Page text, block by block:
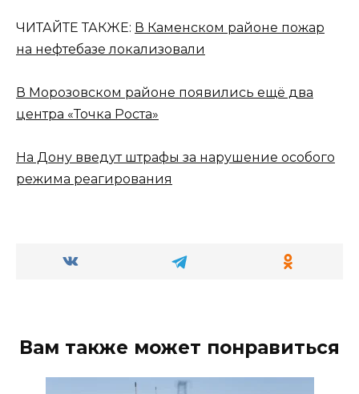
ЧИТАЙТЕ ТАКЖЕ: В Каменском районе пожар
на нефтебазе локализовали
В Морозовском районе появились ещё два
центра «Точка Роста»
На Дону введут штрафы за нарушение особого
режима реагирования
Вам также может понравиться